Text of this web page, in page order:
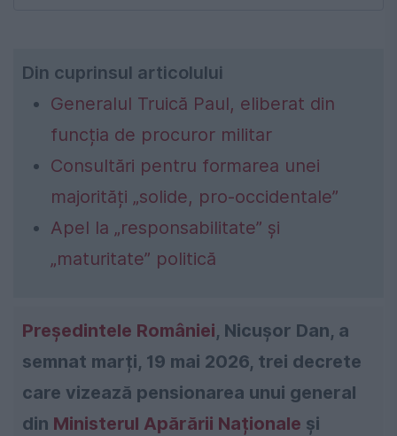
Din cuprinsul articolului
Generalul Truică Paul, eliberat din
funcția de procuror militar
Consultări pentru formarea unei
majorități „solide, pro-occidentale”
Apel la „responsabilitate” și
„maturitate” politică
Președintele României, Nicușor Dan, a
semnat marți, 19 mai 2026, trei decrete
care vizează pensionarea unui general
din Ministerul Apărării Naționale și